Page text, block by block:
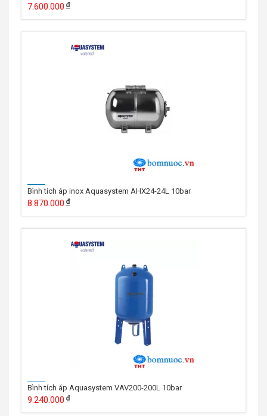
7.600.000
Bình tích áp inox Aquasystem AHX24-24L 10bar
8.870.000
Bình tích áp Aquasystem VAV200-200L 10bar
9.240.000